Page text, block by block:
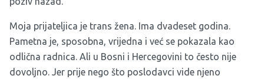
Moja prijateljica je trans žena. Ima dvadeset godina.
Pametna je, sposobna, vrijedna i već se pokazala kao
odlična radnica. Ali u Bosni i Hercegovini to često nije
dovoljno. Jer prije nego što poslodavci vide njeno